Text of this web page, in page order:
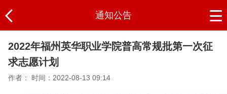
通知公告
2022年福州英华职业学院普高常规批第一次征
求志愿计划
作者： 时间：2022-08-13 09:14